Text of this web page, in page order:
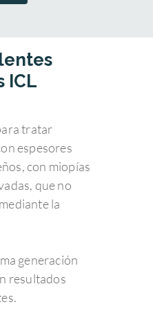
ICL
tratar
espesores
con miopías
que no
la
generación
resultados